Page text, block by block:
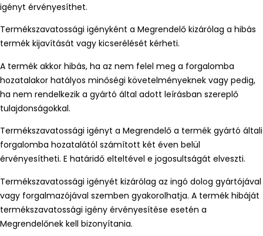
igényt érvényesíthet.
Termékszavatossági igényként a Megrendelő kizárólag a hibás
termék kijavítását vagy kicserélését kérheti.
A termék akkor hibás, ha az nem felel meg a forgalomba
hozatalakor hatályos minőségi követelményeknek vagy pedig,
ha nem rendelkezik a gyártó által adott leírásban szereplő
tulajdonságokkal.
Termékszavatossági igényt a Megrendelő a termék gyártó általi
forgalomba hozatalától számított két éven belül
érvényesítheti. E határidő elteltével e jogosultságát elveszti.
Termékszavatossági igényét kizárólag az ingó dolog gyártójával
vagy forgalmazójával szemben gyakorolhatja. A termék hibáját
termékszavatossági igény érvényesítése esetén a
Megrendelőnek kell bizonyítania.